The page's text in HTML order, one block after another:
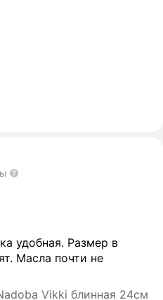
удобная. Размер в
Масла почти не
Vikki блинная 24см